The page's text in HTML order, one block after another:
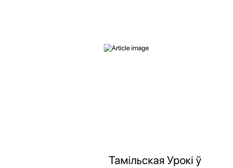
Тамільская Урокі ў